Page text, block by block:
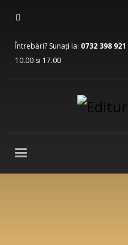
Întrebări? Sunați la: 0732 398 921
10.00 si 17.00